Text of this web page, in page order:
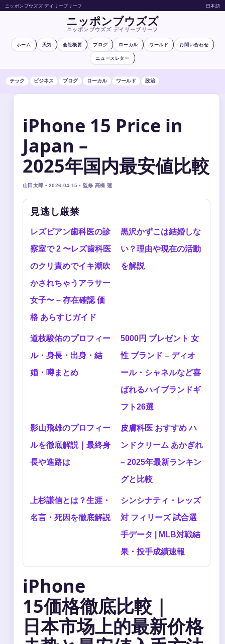
ニッポンブウズズ デイリーブリーフ 日本語
ニッポンブウズズ
ニッポンブウズズ デイリーブリーフ
ホーム 天気 会社概要 ブログ ローカル ワールド お問い合わせ
ニュースレター
テック ビジネス ブログ ローカル ワールド 政治
iPhone 15 Price in
Japan –
2025年国内最安値比較
山田太郎 • 2026-04-15 • 監修 高橋 蓮
見逃し厳禁
レズビアン歯科医の診
察室で 2 〜レズ歯科医
のクリ責めでイキ潮吹
かされちゃうアラサー
女子〜 – 存在確認 価
格 あらすじガイド
黒沢かずこは結婚しな
い？理由や現在の活動
を解説
道枝駿佑のプロフィー
ル・身長・出身・結
婚・噂まとめ
5000円 プレゼント 女
性 ブランド – ディオ
ール・シャネルなど喜
ばれるハイブランドギ
フト26選
影山飛雄のプロフィー
ルを徹底解説｜最終身
長や進路は
皮膚科医 おすすめ ハ
ンドクリーム あかぎれ
– 2025年最新ランキン
グと比較
上杉謙信とは？生涯・
名言・死因を徹底解説
シンシナティ・レッズ
対 フィリーズ 試合選
手データ | MLB対戦結
果・投手成績速報
iPhone
15価格徹底比較｜
日本市场上的最新价格